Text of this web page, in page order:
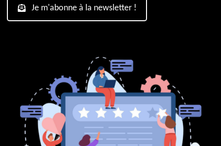
Je m'abonne à la newsletter !